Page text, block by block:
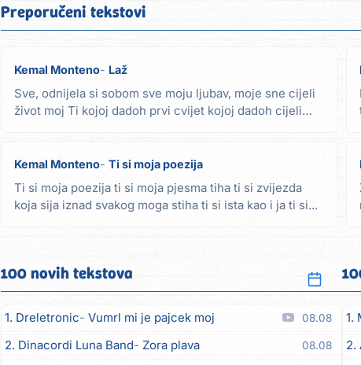
Preporučeni tekstovi
Kemal Monteno Laž
Sve, odnijela si sobom sve moju ljubav, moje sne cijeli
život moj Ti kojoj dadoh prvi cvijet kojoj dadoh cijeli
Kemal Monteno Ti si moja poezija
Ti si moja poezija ti si moja pjesma tiha ti si zvijezda
koja sija iznad svakog moga stiha ti si ista kao i ja ti si...
100 novih tekstova
1. Dreletronic Vumrl mi je pajcek moj 08.08
2. Dinacordi Luna Band Zora plava 08.08
1.
2.